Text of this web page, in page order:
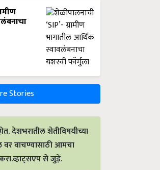
Stories
देशभरातील शेतीविषयीच्या
वर वाचण्यासाठी आमचा
से जुड़ें.